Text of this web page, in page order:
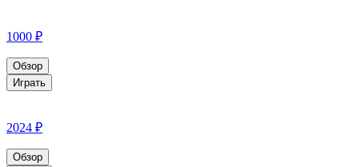
1000 ₽
Обзор
Играть
2024 ₽
Обзор